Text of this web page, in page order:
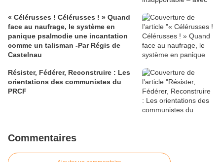
« Célérusses ! Célérusses ! » Quand
face au naufrage, le système en
panique psalmodie une incantation
comme un talisman -Par Régis de
Castelnau
Résister, Fédérer, Reconstruire : Les
orientations des communistes du
PRCF
Commentaires